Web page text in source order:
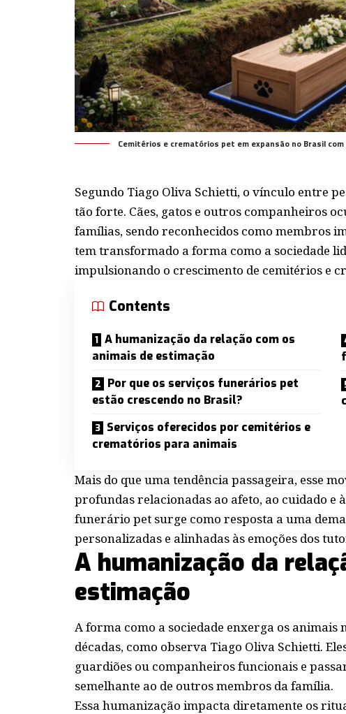
Cemitérios e crematórios pet em expansão no Brasil
Segundo Tiago Oliva Schietti, o vínculo entre
tão forte. Cães, gatos e outros companheiros
famílias, sendo reconhecidos como membros
tem transformado a forma como a sociedade
impulsionando o crescimento de cemitérios e
Contents
A humanização da relação com os
animais de estimação
Por que os serviços funerários pet
estão crescendo no Brasil?
Serviços oferecidos por cemitérios e
crematórios para animais
Mais do que uma tendência passageira, esse
profundas relacionadas ao afeto, ao cuidado e
funerário pet surge como resposta a uma
personalizadas e alinhadas às emoções dos
A humanização da
estimação
A forma como a sociedade enxerga os
décadas, como observa Tiago Oliva Schietti.
guardiões ou companheiros funcionais e
semelhante ao de outros membros da família.
Essa humanização impacta diretamente os